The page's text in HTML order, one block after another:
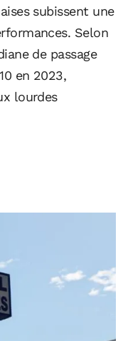
subissent une
Selon
de passage
en 2023,
lourdes